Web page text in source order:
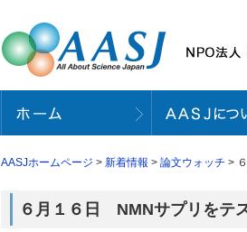
AASJホームページ > 新着情報 > 論文ウォッチ >
６月１６日 NMNサプリをテ